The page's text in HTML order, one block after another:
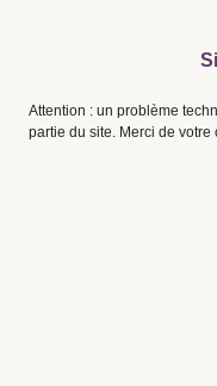
Attention : un problème
partie du site. Merci de votre